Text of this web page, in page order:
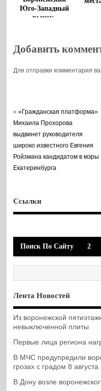
Юго-Западный
рынок,
беспилотника,
возобновил работу
Добавить
Для отправки комментария
««Гражданская платформа»
Михаила Прохорова
выдвинет руководителя
широко известного Евгения
Ройзмана кандидатом в мэры
Екатеринбурга
Ссылки
Поиск По Сайту 2
Лента Новостей
Из воронежской
невыключенной плиты
Первые лица региона
В МЧС предупредили
грозах с градом 8 августа
В Дону возле